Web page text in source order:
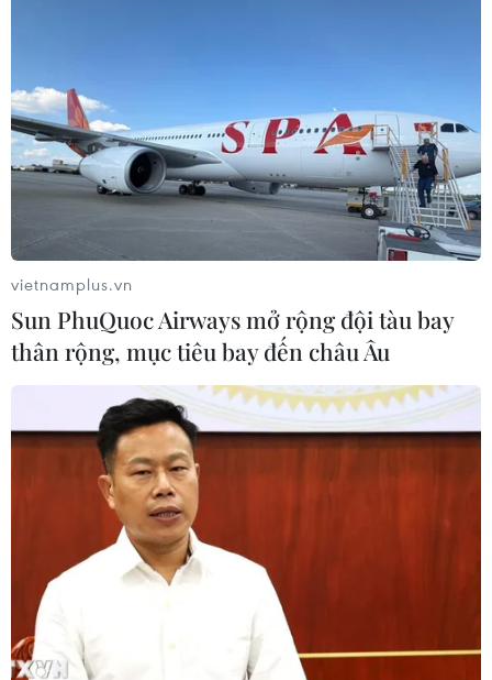
Tập đoàn BP sắp xây nhà máy sản xuất
"hydro xanh" lớn nhất tại Anh
18/03/2021 22:30
Nhà máy H2Teesside sau khi đi vào hoạt động sẽ có
công suất lên tới 1GW khí hydro "xanh," tương ứng 1/5
công suất mục tiêu mà Anh đã đề ra để đạt được vào
cuối thập kỷ này.
vietnamplus.vn
Sun PhuQuoc Airways mở rộng đội tàu bay
thân rộng, mục tiêu bay đến châu Âu